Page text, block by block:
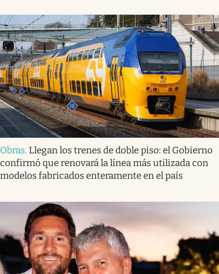
Obras. Llegan los trenes de doble piso: el Gobierno
confirmó que renovará la línea más utilizada con
modelos fabricados enteramente en el país